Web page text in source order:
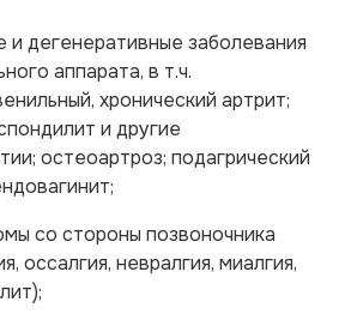
и дегенеративные заболевания
аппарата, в т.ч.
хронический артрит;
и другие
остеоартроз; подагрический
со стороны позвоночника
оссалгия, невралгия, миалгия,